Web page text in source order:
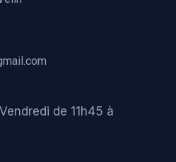
de 11h45 à